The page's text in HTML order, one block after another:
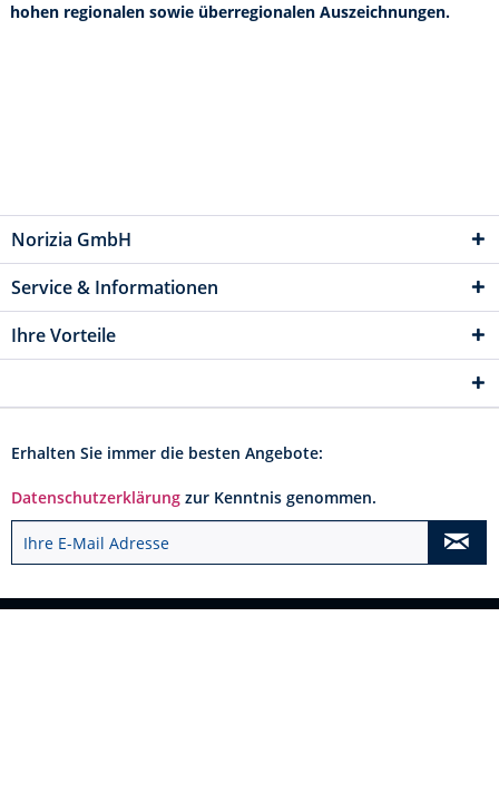
hohen regionalen sowie überregionalen Auszeichnungen.
Norizia GmbH
Service & Informationen
Ihre Vorteile
Erhalten Sie immer die besten Angebote:
Datenschutzerklärung zur Kenntnis genommen.